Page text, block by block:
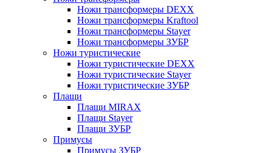
Ножи трансформеры DEXX
Ножи трансформеры Kraftool
Ножи трансформеры Stayer
Ножи трансформеры ЗУБР
Ножи туристические
Ножи туристические DEXX
Ножи туристические Stayer
Ножи туристические ЗУБР
Плащи
Плащи MIRAX
Плащи Stayer
Плащи ЗУБР
Примусы
Примусы ЗУБР